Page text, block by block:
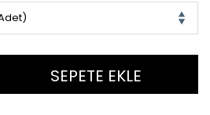
SEPETE EKLE